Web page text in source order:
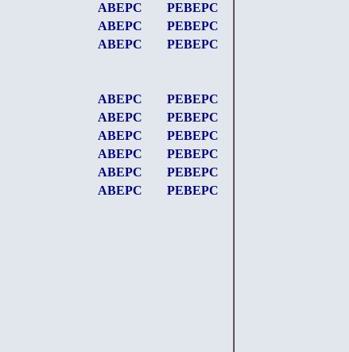
АВЕРС
РЕВЕРС
АВЕРС
РЕВЕРС
АВЕРС РЕВЕРС
АВЕРС
РЕВЕРС
АВЕРС
РЕВЕРС
АВЕРС
РЕВЕРС
АВЕРС
РЕВЕРС
АВЕРС
РЕВЕРС
АВЕРС РЕВЕРС